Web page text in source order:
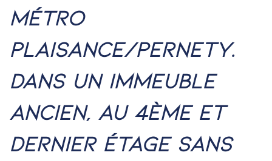
métro
plaisance/pernety.
dans un immeuble
ancien, au 4ème et
dernier étage sans